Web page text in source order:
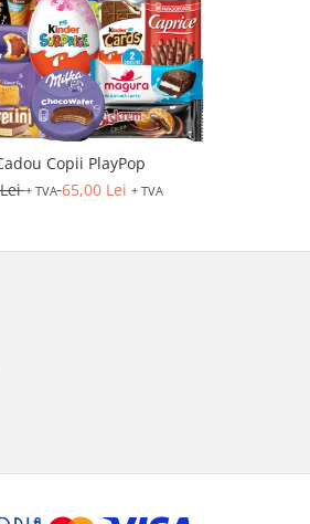
Copii PlayPop
+ TVA 65,00 Lei + TVA